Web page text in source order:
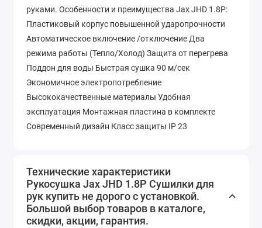
руками. Особенности и преимущества Jax JHD 1.8P:
Пластиковый корпус повышенной ударопрочности
Автоматическое включение /отключение Два
режима работы (Тепло/Холод) Защита от перегрева
Поддон для воды Быстрая сушка 90 м/сек
Экономичное электропотребление
Высококачественные материалы Удобная
эксплуатация Монтажная пластина в комплекте
Современный дизайн Класс защиты IP 23
Технические характеристики
Рукосушка Jax JHD 1.8P Сушилки для
рук купить не дорого с установкой.
Большой выбор товаров в каталоге,
скидки, акции, гарантия.